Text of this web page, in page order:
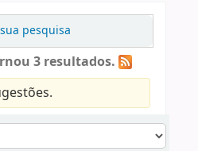
pesquisa
3 resultados.